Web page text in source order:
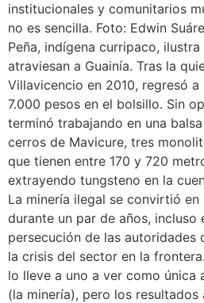
institucionales y comunitarios
no es sencilla. Foto: Edwin
Peña, indígena curripaco,
atraviesan a Guainía. Tras la
Villavicencio en 2010, regresó
7.000 pesos en el bolsillo. Sin
terminó trabajando en una
cerros de Mavicure, tres
que tienen entre 170 y 720
extrayendo tungsteno en la
La minería ilegal se convirtió
durante un par de años, incluso
persecución de las autoridades
la crisis del sector en la
lo lleve a uno a ver como única
(la minería), pero los resultados